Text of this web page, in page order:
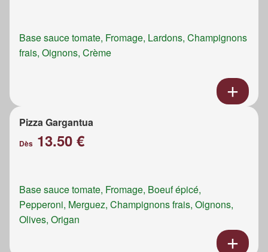
Base sauce tomate, Fromage, Lardons, Champignons
frais, Oignons, Crème
Pizza Gargantua
Dès 13.50 €
Base sauce tomate, Fromage, Boeuf épicé,
Pepperoni, Merguez, Champignons frais, Oignons,
Olives, Origan